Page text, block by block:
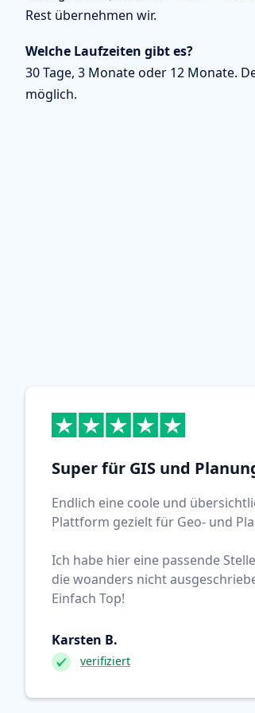
Rest übernehmen wir.
Welche Laufzeiten gibt es?
30 Tage, 3 Monate oder 12 Monate.
möglich.
Super für GIS und
Endlich eine coole und
Plattform gezielt für Geo- und
Ich habe hier eine passende
die woanders nicht
Einfach Top!
Karsten B.
verifiziert